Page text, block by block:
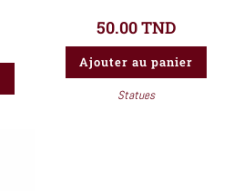
50.00TND
Ajouter au panier
Statues